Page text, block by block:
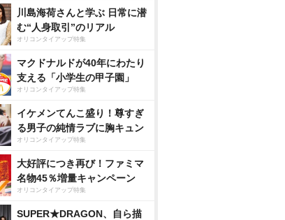
川島海荷さんと学ぶ 日常に潜
む“人身取引”のリアル
オリコンタイアップ特集
マクドナルドが40年にわたり
支える「小学生の甲子園」
オリコンタイアップ特集
イケメンてんこ盛り！尊すぎ
る男子の純情ラブに胸キュン
オリコンタイアップ特集
大好評につき再び！ファミマ
名物45％増量キャンペーン
オリコンタイアップ特集
SUPER★DRAGON、自ら描